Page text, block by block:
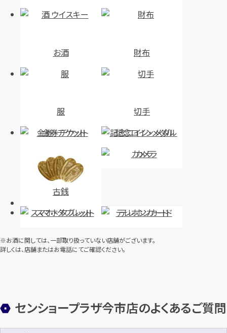
お酒 財布
服
切手
金券・チケット
記念コイン・メダル
古銭
カメラ
スマホ・タブレット テレホンカード
※お酒に関しては、一部取り扱っていない店舗がございます。
詳しくは、店舗またはお電話にてご確認ください。
センショープラザ今市店のよくあるご質問